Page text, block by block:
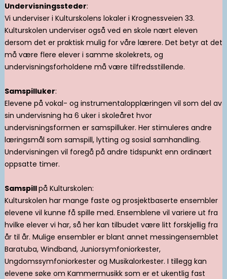
Undervisningssteder:
Vi underviser i Kulturskolens lokaler i Krognessveien 33.
Kulturskolen underviser også ved en skole nært eleven
dersom det er praktisk mulig for våre lærere. Det betyr at det
må være flere elever i samme skolekrets, og
undervisningsforholdene må være tilfredsstillende.
Samspilluker:
Elevene på vokal- og instrumentalopplæringen vil som del av
sin undervisning ha 6 uker i skoleåret hvor
undervisningsformen er samspilluker. Her stimuleres andre
læringsmål som samspill, lytting og sosial samhandling.
Undervisningen vil foregå på andre tidspunkt enn ordinært
oppsatte timer.
Samspillpå Kulturskolen:
Kulturskolen har mange faste og prosjektbaserte ensembler
elevene vil kunne få spille med. Ensemblene vil variere ut fra
hvilke elever vi har, så her kan tilbudet være litt forskjellig fra
år til år. Mulige ensembler er blant annet messingensemblet
Baratuba, Windband, Juniorsymfoniorkester,
Ungdomssymfoniorkester og Musikalorkester. I tillegg kan
elevene søke om Kammermusikk som er et ukentlig fast